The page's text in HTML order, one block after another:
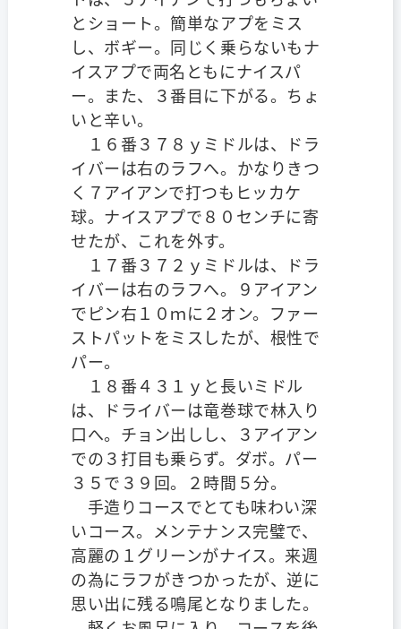
とショート。簡単なアプをミス
し、ボギー。同じく乗らないもナ
イスアプで両名ともにナイスパ
ー。また、３番目に下がる。ちょ
いと辛い。
１６番３７８ｙミドルは、ドラ
イバーは右のラフへ。かなりきつ
く７アイアンで打つもヒッカケ
球。ナイスアプで８０センチに寄
せたが、これを外す。
１７番３７２ｙミドルは、ドラ
イバーは右のラフへ。９アイアン
でピン右１０ｍに２オン。ファー
ストパットをミスしたが、根性で
パー。
１８番４３１ｙと長いミドル
は、ドライバーは竜巻球で林入り
口へ。チョン出しし、３アイアン
での３打目も乗らず。ダボ。パー
３５で３９回。２時間５分。
手造りコースでとても味わい深
いコース。メンテナンス完璧で、
高麗の１グリーンがナイス。来週
の為にラフがきつかったが、逆に
思い出に残る鳴尾となりました。